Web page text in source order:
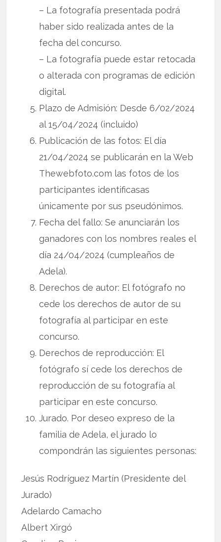
– La fotografía presentada podrá
haber sido realizada antes de la
fecha del concurso.
– La fotografía puede estar retocada
o alterada con programas de edición
digital.
Plazo de Admisión: Desde 6/02/2024
al 15/04/2024 (incluido)
Publicación de las fotos: El día
21/04/2024 se publicarán en la Web
Thewebfoto.com las fotos de los
participantes identificasas
únicamente por sus pseudónimos.
Fecha del fallo: Se anunciarán los
ganadores con los nombres reales el
día 24/04/2024 (cumpleaños de
Adela).
Derechos de autor: El fotógrafo no
cede los derechos de autor de su
fotografía al participar en este
concurso.
Derechos de reproducción: El
fotógrafo sí cede los derechos de
reproducción de su fotografía al
participar en este concurso.
Jurado. Por deseo expreso de la
familia de Adela, el jurado lo
compondrán las siguientes personas:
Jesús Rodríguez Martín (Presidente del
Jurado)
Adelardo Camacho
Albert Xirgó